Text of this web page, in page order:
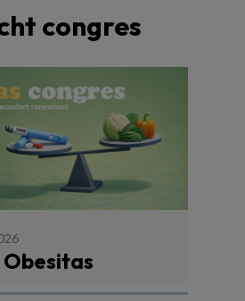
congres